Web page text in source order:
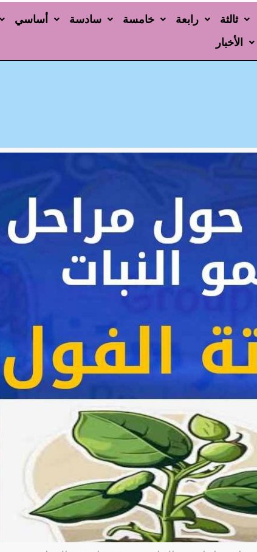
أساسي سادسة خامسة رابعة ثالثة
الأخبار